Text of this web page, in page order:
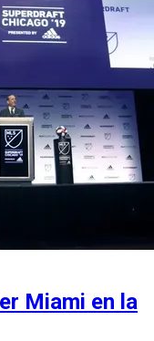
Miami en la